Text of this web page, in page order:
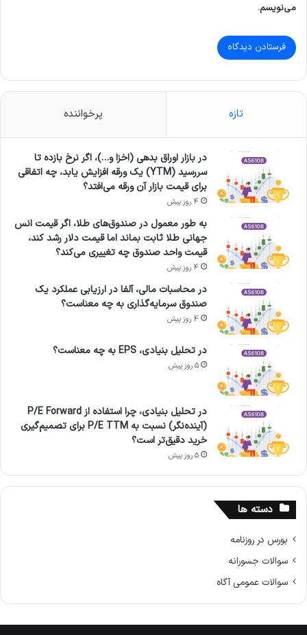
می‌نویسم.
تازه پرخواننده
در بازار اوراق بدهی (اخزا و…)، اگر نرخ بازده تا
سررسید (YTM) یک ورقه افزایش یابد، چه اتفاقی
برای قیمت بازار آن ورقه می‌افتد؟
4 روز پیش
به طور معمول در صندوق‌های طلا، اگر قیمت انس
جهانی طلا ثابت بماند اما قیمت دلار رشد کند،
قیمت واحد صندوق چه تغییری می‌کند؟
4 روز پیش
در محاسبات مالی، آلفا در ارزیابی عملکرد یک
صندوق سرمایه‌گذاری به چه معناست؟
4 روز پیش
در تحلیل بنیادی، EPS به چه معناست؟
5 روز پیش
در تحلیل بنیادی، چرا استفاده از P/E Forward
(آینده‌نگر) نسبت به P/E TTM برای تصمیم‌گیری
خرید دقیق‌تر است؟
5 روز پیش
دسته ها
بورس در روزنامه
سوالات جسورانه
سوالات عمومی آگاه